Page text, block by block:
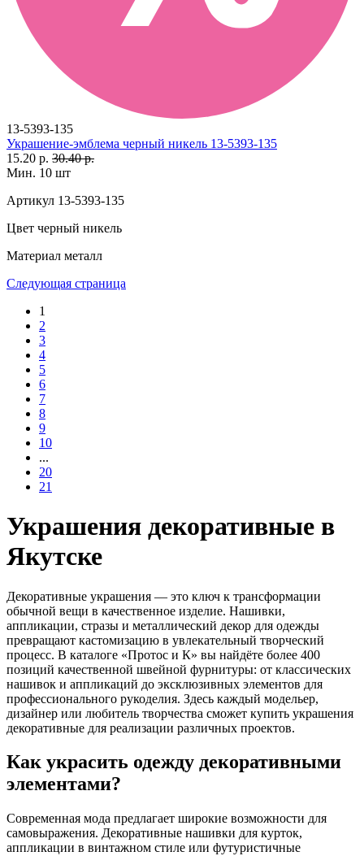
13-5393-135
Украшение-эмблема черный никель 13-5393-135
15.20 р. 30.40 р.
Мин. 10 шт
Артикул 13-5393-135
Цвет черный никель
Материал металл
Следующая страница
1
2
3
4
5
6
7
8
9
10
...
20
21
Украшения декоративные в
Якутске
Декоративные украшения — это ключ к трансформации
обычной вещи в качественное изделие. Нашивки,
аппликации, стразы и металлический декор для одежды
превращают кастомизацию в увлекательный творческий
процесс. В каталоге «Протос и К» вы найдёте более 400
позиций качественной швейной фурнитуры: от классических
нашивок и аппликаций до эксклюзивных элементов для
профессионального рукоделия. Здесь каждый модельер,
дизайнер или любитель творчества сможет купить украшения
декоративные для реализации различных проектов.
Как украсить одежду декоративными
элементами?
Современная мода предлагает широкие возможности для
самовыражения. Декоративные нашивки для курток,
аппликации в винтажном стиле или футуристичные